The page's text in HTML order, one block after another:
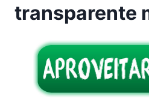
transparente